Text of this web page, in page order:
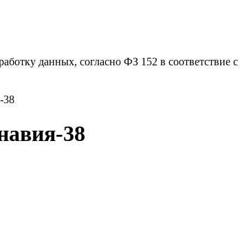
данных, согласно ФЗ 152 в соответствие с
38
38